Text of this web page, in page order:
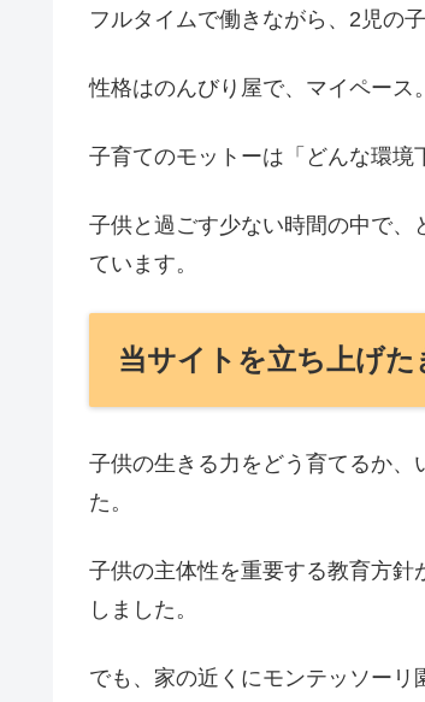
フルタイムで働きながら、2児の
性格はのんびり屋で、マイペース。
子育てのモットーは「どんな環境
子供と過ごす少ない時間の中で、
ています。
当サイトを立ち上げた
子供の生きる力をどう育てるか、
た。
子供の主体性を重要する教育方
しました。
でも、家の近くにモンテッソー